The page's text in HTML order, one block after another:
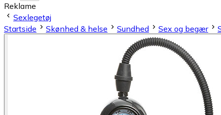
Reklame
Sexlegetøj
Startside
Skønhed & helse Sundhed Sex og begær